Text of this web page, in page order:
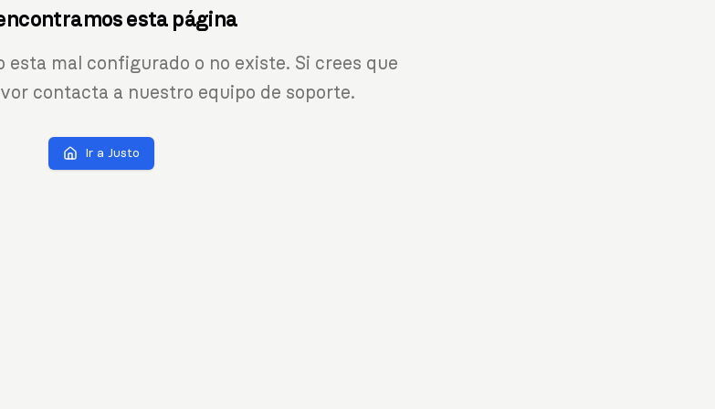
esta página
esta mal configurado o no existe. Si crees que
contacta a nuestro equipo de soporte.
Ir a Justo